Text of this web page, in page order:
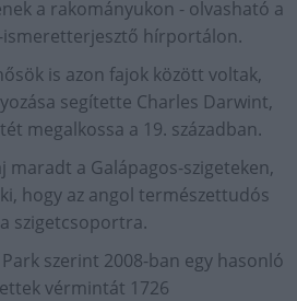
a rakományukon - olvasható a
ismeretterjesztő hírportálon.
is azon fajok között voltak,
segítette Charles Darwint,
megalkossa a 19. században.
maradt a Galápagos-szigeteken,
hogy az angol természettudós
szigetcsoportra.
szerint 2008-ban egy hasonló
vérmintát 1726